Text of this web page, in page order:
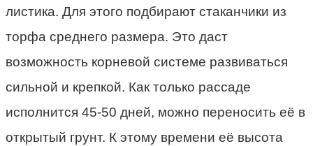
листика. Для этого подбирают стаканчики из
торфа среднего размера. Это даст
возможность корневой системе развиваться
сильной и крепкой. Как только рассаде
исполнится 45-50 дней, можно переносить её в
открытый грунт. К этому времени её высота